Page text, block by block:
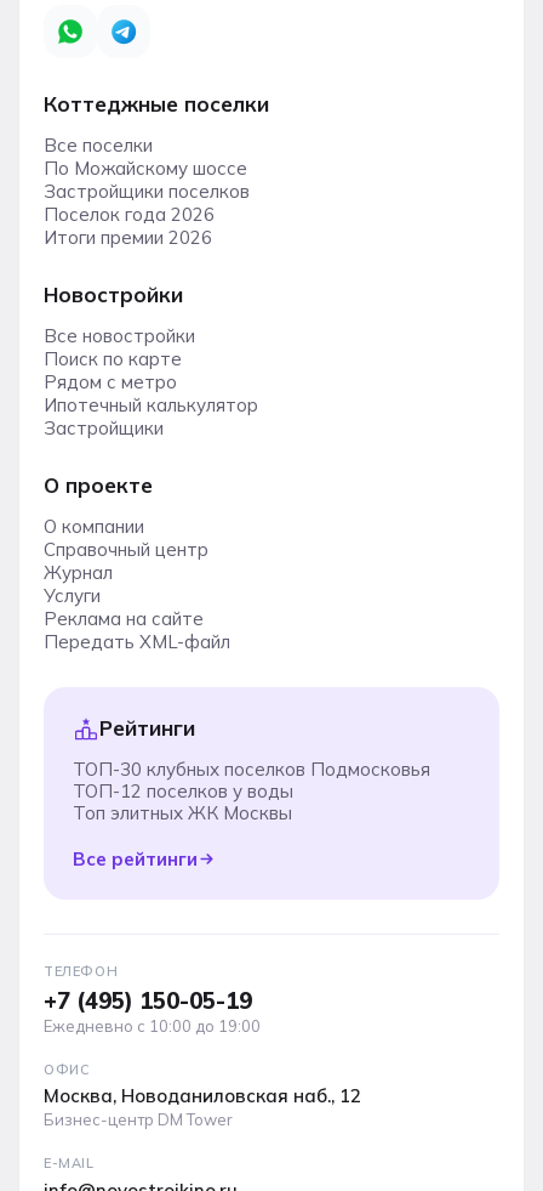
Коттеджные поселки
Все поселки
По Можайскому шоссе
Застройщики поселков
Поселок года 2026
Итоги премии 2026
Новостройки
Все новостройки
Поиск по карте
Рядом с метро
Ипотечный калькулятор
Застройщики
О проекте
О компании
Справочный центр
Журнал
Услуги
Реклама на сайте
Передать XML-файл
Рейтинги
ТОП-30 клубных поселков Подмосковья
ТОП-12 поселков у воды
Топ элитных ЖК Москвы
Все рейтинги
ТЕЛЕФОН
+7 (495) 150-05-19
Ежедневно с 10:00 до 19:00
ОФИС
Москва, Новоданиловская наб., 12
Бизнес-центр DM Tower
E-MAIL